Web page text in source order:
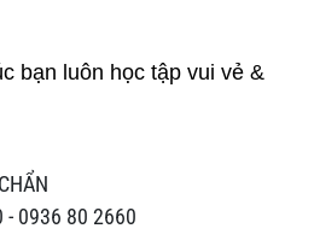
bạn luôn học tập vui vẻ &
0936 80 2660